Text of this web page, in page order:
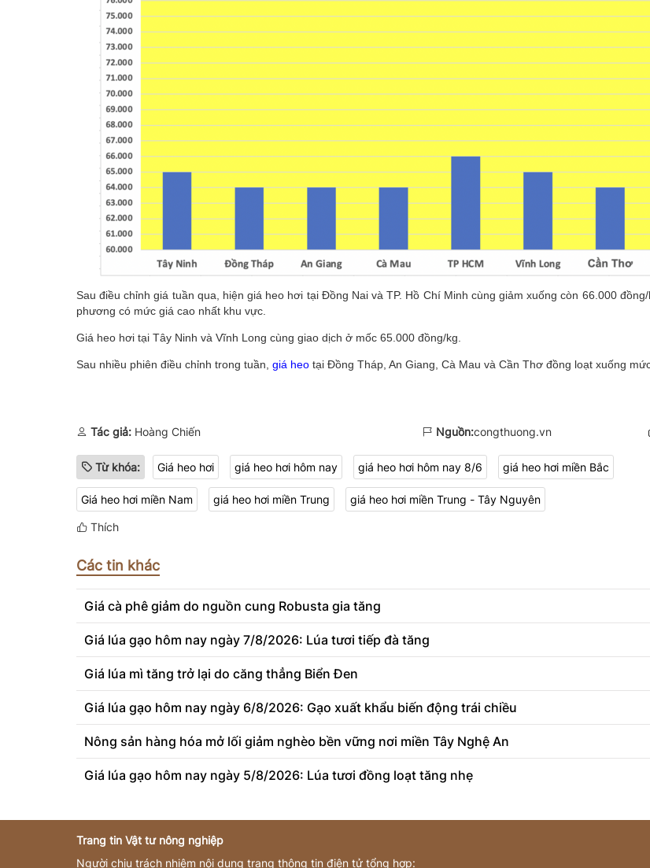
Sau điều chỉnh giá tuần qua, hiện giá heo hơi tại Đồng Nai và TP. Hồ Chí Minh cùng giảm xuống còn 66.000
phương có mức giá cao nhất khu vực.
Giá heo hơi tại Tây Ninh và Vĩnh Long cùng giao dịch ở mốc 65.000 đồng/kg.
Sau nhiều phiên điều chỉnh trong tuần, giá heo tại Đồng Tháp, An Giang, Cà Mau và Cần Thơ đồng loạt xuống
Tác giả: Hoàng Chiến Nguồn:congthuong.vn
Từ khóa: Giá heo hơi giá heo hơi hôm nay giá heo hơi hôm nay 8/6 giá heo hơi miền Bắc
Giá heo hơi miền Nam giá heo hơi miền Trung giá heo hơi miền Trung - Tây Nguyên
Thích
Các tin khác
Giá cà phê giảm do nguồn cung Robusta gia tăng
Giá lúa gạo hôm nay ngày 7/8/2026: Lúa tươi tiếp đà tăng
Giá lúa mì tăng trở lại do căng thẳng Biển Đen
Giá lúa gạo hôm nay ngày 6/8/2026: Gạo xuất khẩu biến động trái chiều
Nông sản hàng hóa mở lối giảm nghèo bền vững nơi miền Tây Nghệ An
Giá lúa gạo hôm nay ngày 5/8/2026: Lúa tươi đồng loạt tăng nhẹ
Trang tin Vật tư nông nghiệp
Người chịu trách nhiệm nội dung trang thông tin điện tử tổng hợp: